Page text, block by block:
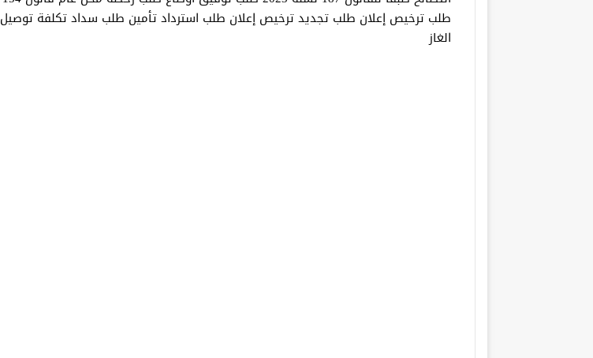
طلب ترخيص إعلان طلب تجديد ترخيص إعلان طلب استرداد تأمين طلب سداد تكلفة توصيل
الغاز